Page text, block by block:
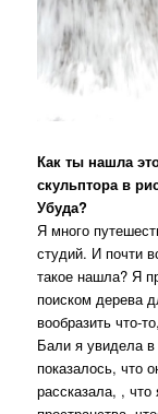
Как ты нашла
скульптора в
Убуда?
Я много
студий. И почти
такое нашла? Я
поиском дерева
вообразить что-
Бали я увидела
показалось, что
рассказала, ,